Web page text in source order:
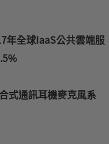
年全球IaaS公共雲端服
式通訊耳機麥克風系